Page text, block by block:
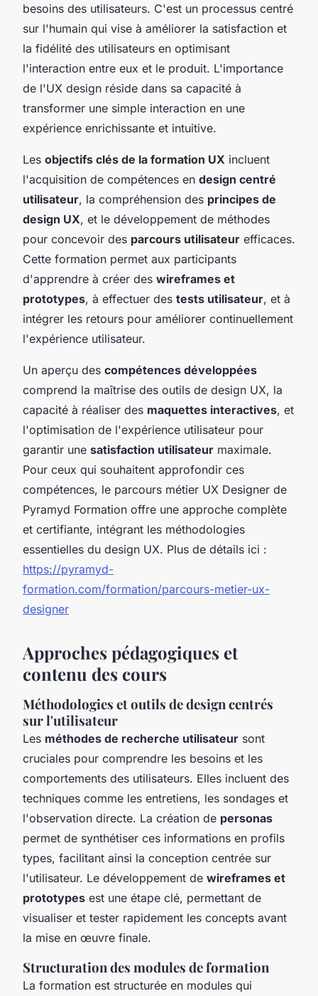
besoins des utilisateurs. C'est un processus centré
sur l'humain qui vise à améliorer la satisfaction et
la fidélité des utilisateurs en optimisant
l'interaction entre eux et le produit. L'importance
de l'UX design réside dans sa capacité à
transformer une simple interaction en une
expérience enrichissante et intuitive.
Les objectifs clés de la formation UX incluent
l'acquisition de compétences en design centré
utilisateur, la compréhension des principes de
design UX, et le développement de méthodes
pour concevoir des parcours utilisateur efficaces.
Cette formation permet aux participants
d'apprendre à créer des wireframes et
prototypes, à effectuer des tests utilisateur, et à
intégrer les retours pour améliorer continuellement
l'expérience utilisateur.
Un aperçu des compétences développées
comprend la maîtrise des outils de design UX, la
capacité à réaliser des maquettes interactives, et
l'optimisation de l'expérience utilisateur pour
garantir une satisfaction utilisateur maximale.
Pour ceux qui souhaitent approfondir ces
compétences, le parcours métier UX Designer de
Pyramyd Formation offre une approche complète
et certifiante, intégrant les méthodologies
essentielles du design UX. Plus de détails ici :
https://pyramyd-
formation.com/formation/parcours-metier-ux-
designer
Approches pédagogiques et
contenu des cours
Méthodologies et outils de design centrés
sur l'utilisateur
Les méthodes de recherche utilisateur sont
cruciales pour comprendre les besoins et les
comportements des utilisateurs. Elles incluent des
techniques comme les entretiens, les sondages et
l'observation directe. La création de personas
permet de synthétiser ces informations en profils
types, facilitant ainsi la conception centrée sur
l'utilisateur. Le développement de wireframes et
prototypes est une étape clé, permettant de
visualiser et tester rapidement les concepts avant
la mise en œuvre finale.
Structuration des modules de formation
La formation est structurée en modules qui